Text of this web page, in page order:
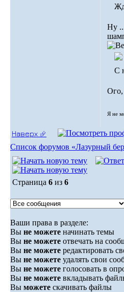
Ну
С
Ого,
Я не
Наверх ⮵
Список форумов «Лазурный
Страница 6 из 6
Ваши права в разделе:
Вы не можете начинать темы
Вы не можете отвечать на
Вы не можете редактировать
Вы не можете удалять свои
Вы не можете голосовать в
Вы не можете вкладывать
Вы можете скачивать файлы